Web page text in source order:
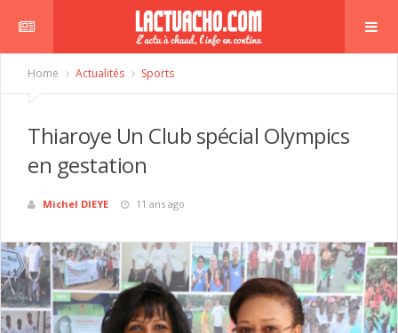
Home Actualités Sports
Thiaroye Un Club spécial Olympics
en gestation
Michel DIEYE 11 ans ago